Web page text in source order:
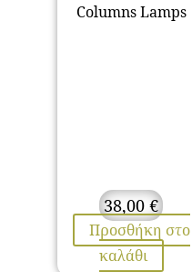
Columns Lamps
38,00€
Προσθήκη στο
καλάθι